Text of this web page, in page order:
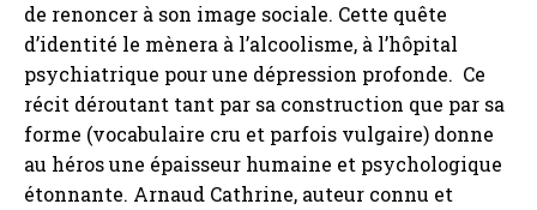
de renoncer à son image sociale. Cette quête
d’identité le mènera à l’alcoolisme, à l’hôpital
psychiatrique pour une dépression profonde. Ce
récit déroutant tant par sa construction que par sa
forme (vocabulaire cru et parfois vulgaire) donne
au héros une épaisseur humaine et psychologique
étonnante. Arnaud Cathrine, auteur connu et